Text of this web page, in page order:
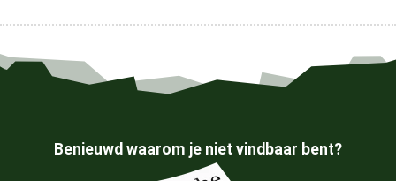
Benieuwd waarom je niet vindbaar bent?